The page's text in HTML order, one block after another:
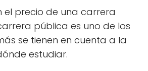
el precio de una carrera
pública es uno de los
se tienen en cuenta a la
estudiar.